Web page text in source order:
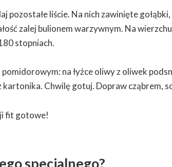
pozostałe liście. Na nich zawinięte
zalej bulionem warzywnym. Na
stopniach.
na łyżce oliwy z oliwek
Chwilę gotuj. Dopraw cząbrem,
fit gotowe!
specjalnego?